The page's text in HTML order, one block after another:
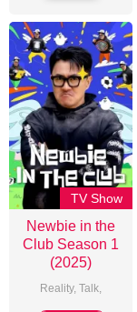
TV Show
Newbie in the
Club Season 1
(2025)
Reality, Talk,